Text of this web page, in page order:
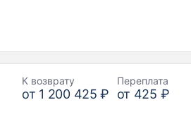
К возврату
от 1 200 425 ₽
Переплата
от 425 ₽